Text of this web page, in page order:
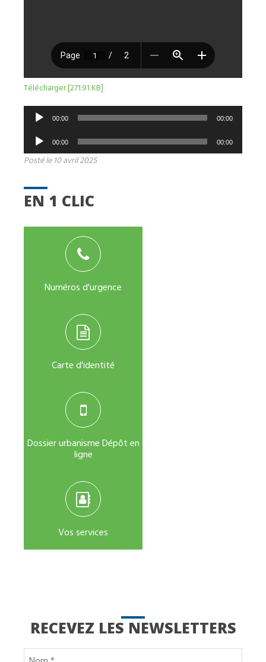
EN 1 CLIC
Numéros d'urgence
Carte d'identité
Dossier urbanisme Dépôt en
ligne
Vos services
Télécharger [271.91 KB]
Lecteur
audio
00:00 00:00
Lecteur
audio
00:00 00:00
Posté le 10 avril 2025
RECEVEZ LES NEWSLETTERS